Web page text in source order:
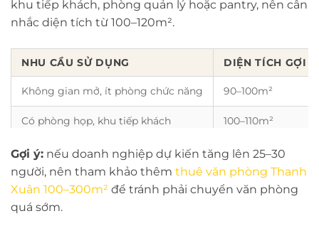
khu tiếp khách, phòng quản lý hoặc pantry, nên cân
nhắc diện tích từ 100–120m².
NHU CẦU SỬ DỤNG DIỆN TÍCH GỢI Ý
Không gian mở, ít phòng chức năng 90–100m²
Có phòng họp, khu tiếp khách 100–110m²
Có phòng quản lý, pantry, lưu trữ 110–120m²
Gợi ý: nếu doanh nghiệp dự kiến tăng lên 25–30
người, nên tham khảo thêm thuê văn phòng Thanh
Xuân 100–300m² để tránh phải chuyển văn phòng
quá sớm.